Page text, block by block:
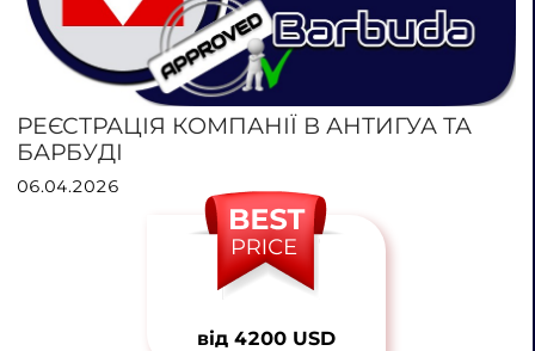
Юрисдикції
РЕЄСТРАЦІЯ КОМПАНІЇ В АНТИГУА ТА
БАРБУДІ
06.04.2026
від 4200 USD